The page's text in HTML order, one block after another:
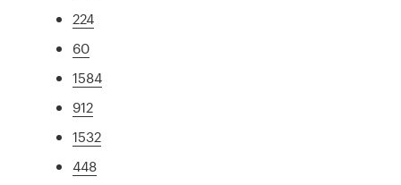
224
60
1584
912
1532
448